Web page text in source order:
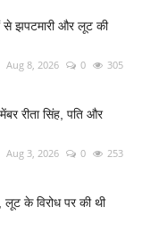
से झपटमारी और लूट की
Aug 8, 2026 0 305
रीता सिंह, पति और
Aug 3, 2026 0 253
के विरोध पर की थी